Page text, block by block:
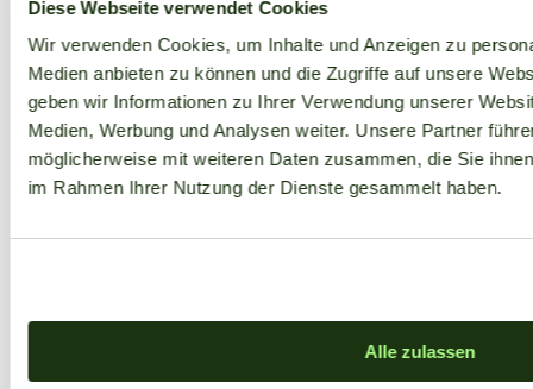
Diese Webseite verwendet Cookies
Wir verwenden Cookies, um Inhalte und Anzeigen zu
Medien anbieten zu können und die Zugriffe auf unsere
geben wir Informationen zu Ihrer Verwendung unserer
Medien, Werbung und Analysen weiter. Unsere Partner
möglicherweise mit weiteren Daten zusammen, die Sie
im Rahmen Ihrer Nutzung der Dienste gesammelt haben.
Alle zulassen